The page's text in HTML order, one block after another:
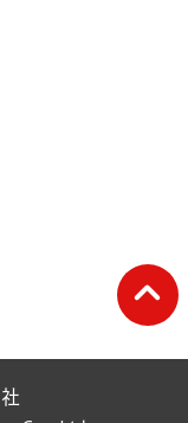
ペ